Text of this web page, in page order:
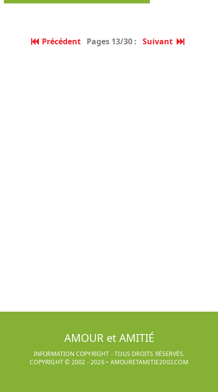
Précédent Pages 13/30 : Suivant
AMOUR et AMITIÉ
INFORMATION COPYRIGHT - TOUS DROITS RÉSERVÉS.
COPYRIGHT © 2002 -2026• AMOURETAMITIE2002.COM